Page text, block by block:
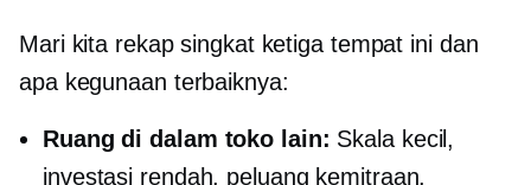
Mari kita rekap singkat ketiga tempat ini dan
apa kegunaan terbaiknya:
Ruang di dalam toko lain: Skala kecil,
investasi rendah, peluang kemitraan,